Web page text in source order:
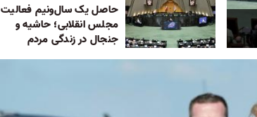
حاصل یک سال‌و‌نیم فعالیت
مجلس انقلابی؛ حاشیه و
جنجال در زندگی مردم